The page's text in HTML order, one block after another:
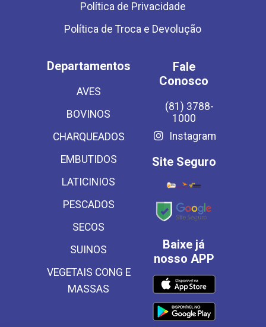
Política de Privacidade
Política de Troca e Devolução
Departamentos
AVES
BOVINOS
CHARQUEADOS
EMBUTIDOS
LATICINIOS
PESCADOS
SECOS
SUINOS
VEGETAIS CONG E
MASSAS
Fale
Conosco
(81) 3788-
1000
Instagram
Site Seguro
Baixe já
nosso APP